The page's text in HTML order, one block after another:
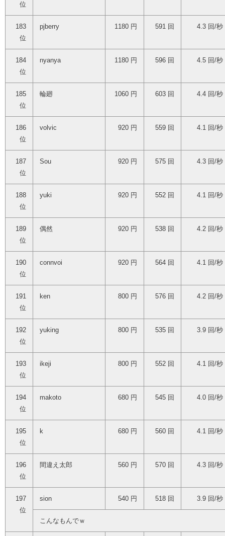
位
183
位
pjberry 1180 円 591 回 4.3 回/秒
184
位
nyanya 1180 円 596 回 4.5 回/秒
185
位
輪廻 1060 円 603 回 4.4 回/秒
186
位
volvic 920 円 559 回 4.1 回/秒
187
位
Sou 920 円 575 回 4.3 回/秒
188
位
yuki 920 円 552 回 4.1 回/秒
189
位
偶然 920 円 538 回 4.2 回/秒
190
位
connvoi 920 円 564 回 4.1 回/秒
191
位
ken 800 円 576 回 4.2 回/秒
192
位
yuking 800 円 535 回 3.9 回/秒
193
位
ikeji 800 円 552 回 4.1 回/秒
194
位
makoto 680 円 545 回 4.0 回/秒
195
位
k 680 円 560 回 4.1 回/秒
196
位
間違え太郎 560 円 570 回 4.3 回/秒
197
位
sion 540 円 518 回 3.9 回/秒
こんなもんでｗ